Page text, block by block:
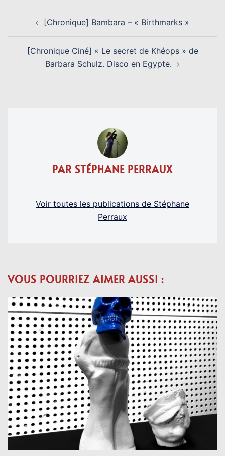
D’ARTICLE[Chronique] Bambara – « Birthmarks »
[Chronique Ciné] « Le secret de Khéops » de
Barbara Schulz. Disco en Egypte.
PAR STÉPHANE PERRAUX
Voir toutes les publications de Stéphane
Perraux
VOUS POURRIEZ AIMER AUSSI :